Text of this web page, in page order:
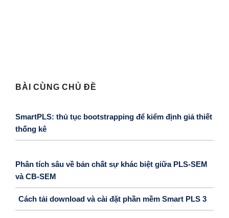
BÀI CÙNG CHỦ ĐỀ
SmartPLS: thủ tục bootstrapping để kiểm định giả thiết
thống kê
Phân tích sâu về bản chất sự khác biệt giữa PLS-SEM
và CB-SEM
Cách tải download và cài đặt phần mềm Smart PLS 3